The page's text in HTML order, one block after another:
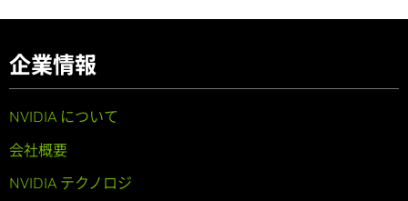
企業情報
NVIDIA について
会社概要
NVIDIA テクノロジ